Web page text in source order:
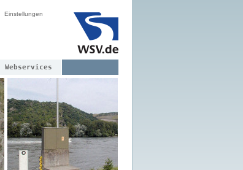
Einstellungen
Webservices